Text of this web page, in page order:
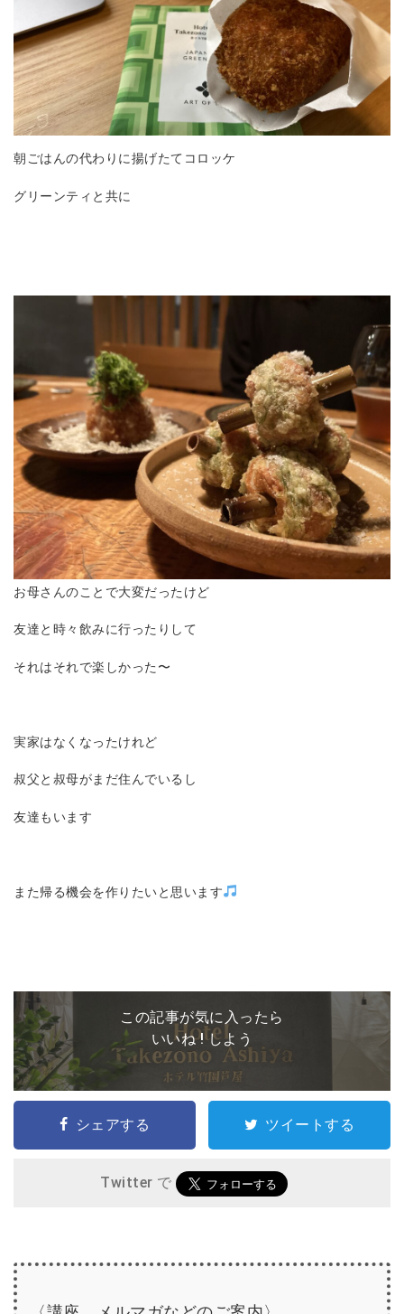
朝ごはんの代わりに揚げたてコロッケ
グリーンティと共に
お母さんのことで大変だったけど
友達と時々飲みに行ったりして
それはそれで楽しかった〜
実家はなくなったけれど
叔父と叔母がまだ住んでいるし
友達もいます
また帰る機会を作りたいと思います
この記事が気に入ったら
いいね ! しよう
シェアする ツイートする
Twitter で